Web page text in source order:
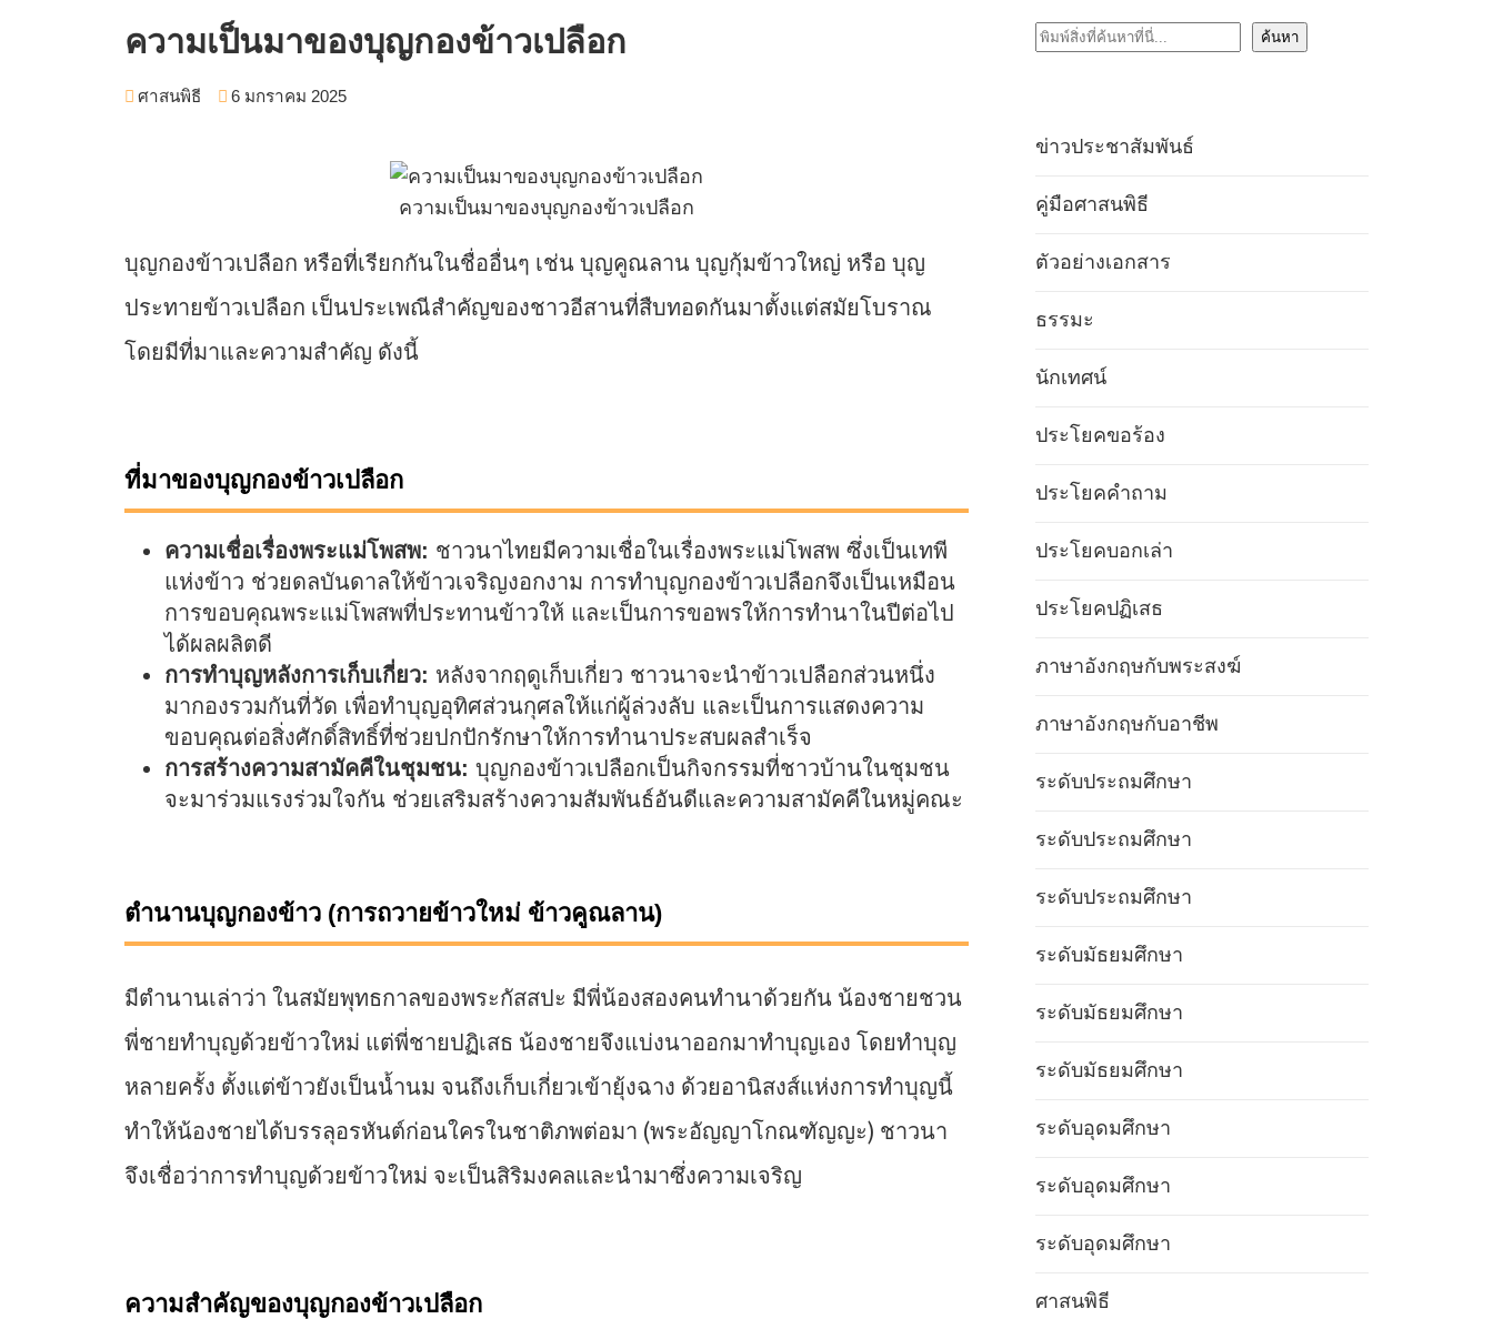
ความเป็นมาของบุญกองข้าวเปลือก
ศาสนพิธี 6 มกราคม 2025
ความเป็นมาของบุญกองข้าวเปลือก
บุญกองข้าวเปลือก หรือที่เรียกกันในชื่ออื่นๆ เช่น บุญคูณลาน บุญกุ้มข้าวใหญ่ หรือ บุญ
ประทายข้าวเปลือก เป็นประเพณีสำคัญของชาวอีสานที่สืบทอดกันมาตั้งแต่สมัยโบราณ
โดยมีที่มาและความสำคัญ ดังนี้
ที่มาของบุญกองข้าวเปลือก
ความเชื่อเรื่องพระแม่โพสพ: ชาวนาไทยมีความเชื่อในเรื่องพระแม่โพสพ ซึ่งเป็นเทพี
แห่งข้าว ช่วยดลบันดาลให้ข้าวเจริญงอกงาม การทำบุญกองข้าวเปลือกจึงเป็นเหมือน
การขอบคุณพระแม่โพสพที่ประทานข้าวให้ และเป็นการขอพรให้การทำนาในปีต่อไป
ได้ผลผลิตดี
การทำบุญหลังการเก็บเกี่ยว: หลังจากฤดูเก็บเกี่ยว ชาวนาจะนำข้าวเปลือกส่วนหนึ่ง
มากองรวมกันที่วัด เพื่อทำบุญอุทิศส่วนกุศลให้แก่ผู้ล่วงลับ และเป็นการแสดงความ
ขอบคุณต่อสิ่งศักดิ์สิทธิ์ที่ช่วยปกปักรักษาให้การทำนาประสบผลสำเร็จ
การสร้างความสามัคคีในชุมชน: บุญกองข้าวเปลือกเป็นกิจกรรมที่ชาวบ้านในชุมชน
จะมาร่วมแรงร่วมใจกัน ช่วยเสริมสร้างความสัมพันธ์อันดีและความสามัคคีในหมู่คณะ
ตำนานบุญกองข้าว (การถวายข้าวใหม่ ข้าวคูณลาน)
มีตำนานเล่าว่า ในสมัยพุทธกาลของพระกัสสปะ มีพี่น้องสองคนทำนาด้วยกัน น้องชายชวน
พี่ชายทำบุญด้วยข้าวใหม่ แต่พี่ชายปฏิเสธ น้องชายจึงแบ่งนาออกมาทำบุญเอง โดยทำบุญ
หลายครั้ง ตั้งแต่ข้าวยังเป็นน้ำนม จนถึงเก็บเกี่ยวเข้ายุ้งฉาง ด้วยอานิสงส์แห่งการทำบุญนี้
ทำให้น้องชายได้บรรลุอรหันต์ก่อนใครในชาติภพต่อมา (พระอัญญาโกณฑัญญะ) ชาวนา
จึงเชื่อว่าการทำบุญด้วยข้าวใหม่ จะเป็นสิริมงคลและนำมาซึ่งความเจริญ
ความสำคัญของบุญกองข้าวเปลือก
ค้นหา ค้นหา
ข่าวประชาสัมพันธ์
คู่มือศาสนพิธี
ตัวอย่างเอกสาร
ธรรมะ
นักเทศน์
ประโยคขอร้อง
ประโยคคำถาม
ประโยคบอกเล่า
ประโยคปฏิเสธ
ภาษาอังกฤษกับพระสงฆ์
ภาษาอังกฤษกับอาชีพ
ระดับประถมศึกษา
ระดับประถมศึกษา
ระดับประถมศึกษา
ระดับมัธยมศึกษา
ระดับมัธยมศึกษา
ระดับมัธยมศึกษา
ระดับอุดมศึกษา
ระดับอุดมศึกษา
ระดับอุดมศึกษา
ศาสนพิธี